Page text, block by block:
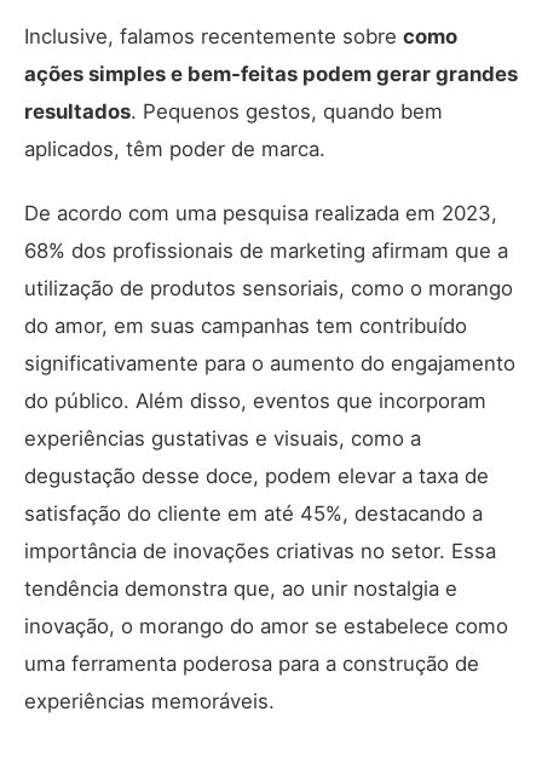
Inclusive, falamos recentemente sobre como
ações simples e bem-feitas podem gerar grandes
resultados. Pequenos gestos, quando bem
aplicados, têm poder de marca.
De acordo com uma pesquisa realizada em 2023,
68% dos profissionais de marketing afirmam que a
utilização de produtos sensoriais, como o morango
do amor, em suas campanhas tem contribuído
significativamente para o aumento do engajamento
do público. Além disso, eventos que incorporam
experiências gustativas e visuais, como a
degustação desse doce, podem elevar a taxa de
satisfação do cliente em até 45%, destacando a
importância de inovações criativas no setor. Essa
tendência demonstra que, ao unir nostalgia e
inovação, o morango do amor se estabelece como
uma ferramenta poderosa para a construção de
experiências memoráveis.